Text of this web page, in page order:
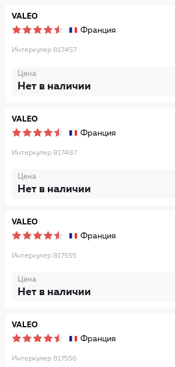
VALEO
Франция
Интеркулер 817457
Цена
Нет в наличии
VALEO
Франция
Интеркулер 817487
Цена
Нет в наличии
VALEO
Франция
Интеркулер 817555
Цена
Нет в наличии
VALEO
Франция
Интеркулер 817556